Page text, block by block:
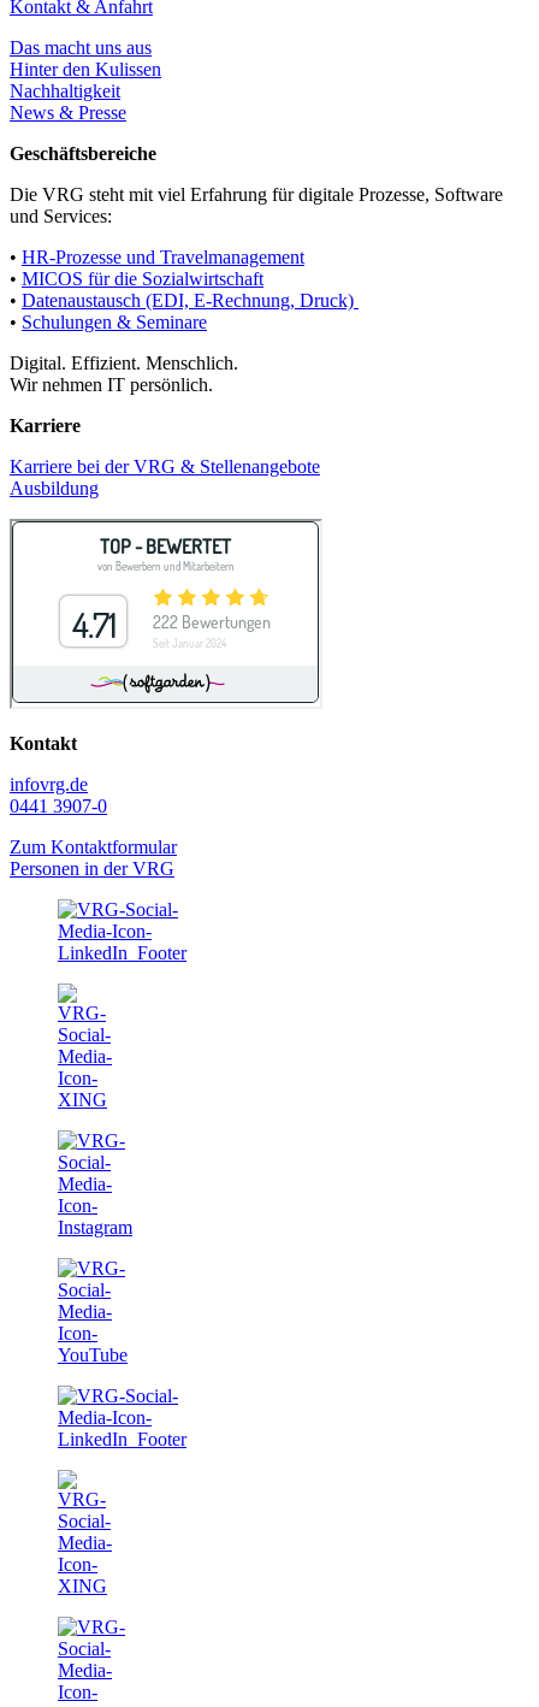
Kontakt & Anfahrt
Das macht uns aus
Hinter den Kulissen
Nachhaltigkeit
News & Presse
Geschäftsbereiche
Die VRG steht mit viel Erfahrung für digitale Prozesse, Software
und Services:
• HR-Prozesse und Travelmanagement
• MICOS für die Sozialwirtschaft
• Datenaustausch (EDI, E-Rechnung, Druck)
• Schulungen & Seminare
Digital. Effizient. Menschlich.
Wir nehmen IT persönlich.
Karriere
Karriere bei der VRG & Stellenangebote
Ausbildung
Kontakt
infovrg.de
0441 3907-0
Zum Kontaktformular
Personen in der VRG